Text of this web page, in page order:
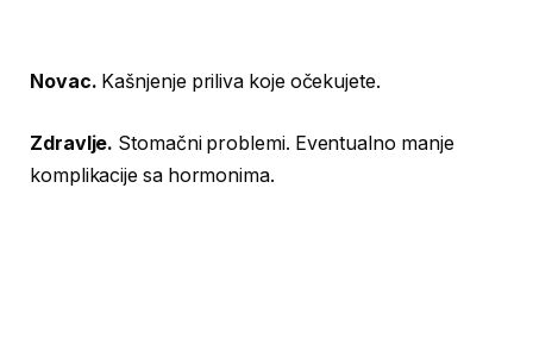
Novac. Kašnjenje priliva koje očekujete.
Zdravlje. Stomačni problemi. Eventualno manje
komplikacije sa hormonima.